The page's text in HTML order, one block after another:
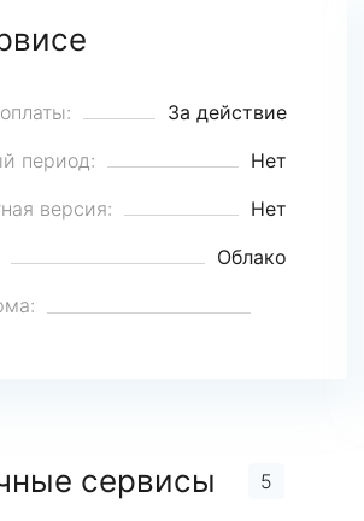
За действие
период:
Нет
версия:
Нет
Облако
сервисы 5